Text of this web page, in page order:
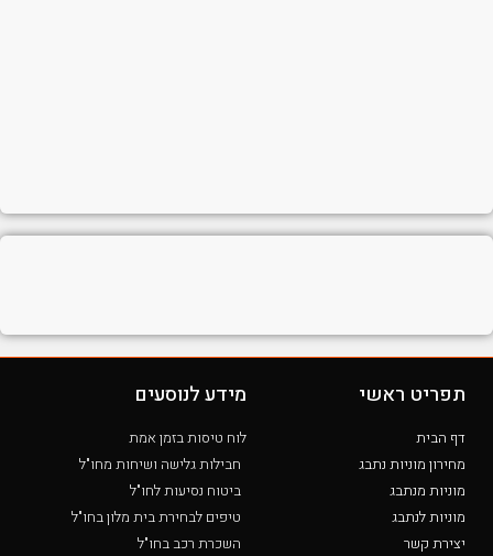
תפריט ראשי
דף הבית
מחירון מוניות נתבג
מוניות מנתבג
מוניות לנתבג
יצירת קשר
מידע לנוסעים
לוח טיסות בזמן אמת
חבילות גלישה ושיחות מחו"ל
ביטוח נסיעות לחו"ל
טיפים לבחירת בית מלון בחו"ל
השכרת רכב בחו"ל